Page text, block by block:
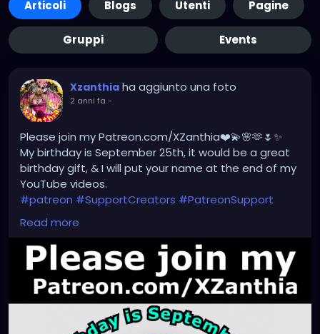
Articoli Blogs Utenti Pagine
Gruppi Events
Xzanthia ha aggiunto una foto
2 anni fa -
Please join my Patreon.com/XZanthia❤️💫🌸🫶🌷✨
My birthday is September 25th, it would be a great
birthday gift, & I will put your name at the end of my
YouTube videos.
#patreon #SupportCreators #PatreonSupport
#ExclusiveContent
#BecomeAPatron
#CreatorsOnPatreon
#SupportArtists
#CreativeCommunity#BehindTheScenes
#CreatorEconomy
#IndependentCreator
#SubscribeNow#PatreonPerks #MembersOnly
#SupportSmallCreators#CreativeFunding
#SupportMyWork
Read more